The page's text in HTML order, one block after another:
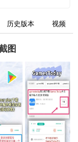
历史版本 视频
图